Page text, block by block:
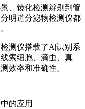
、镜化检测辨别到管
明道分泌物检测仪都
测仪搭载了A|识别系
索细胞、滴虫、真
效率和准确性。
的应用